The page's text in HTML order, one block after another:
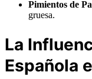
Pimientos de
gruesa.
La
Española